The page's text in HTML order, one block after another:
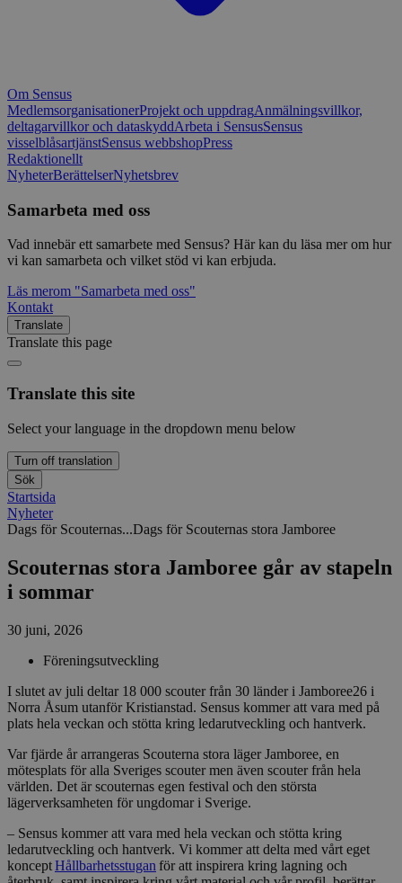
Om Sensus
MedlemsorganisationerProjekt och uppdragAnmälningsvillkor,
deltagarvillkor och dataskyddArbeta i SensusSensus
visselblåsartjänstSensus webbshopPress
Redaktionellt
NyheterBerättelserNyhetsbrev
Samarbeta med oss
Vad innebär ett samarbete med Sensus? Här kan du läsa mer om hur
vi kan samarbeta och vilket stöd vi kan erbjuda.
Läs merom "Samarbeta med oss"
Kontakt
Translate
Translate this page
Translate this site
Select your language in the dropdown menu below
Turn off translation
Sök
Startsida
Nyheter
Dags för Scouternas...Dags för Scouternas stora Jamboree
Scouternas stora Jamboree går av stapeln
i sommar
30 juni, 2026
Föreningsutveckling
I slutet av juli deltar 18 000 scouter från 30 länder i Jamboree26 i
Norra Åsum utanför Kristianstad. Sensus kommer att vara med på
plats hela veckan och stötta kring ledarutveckling och hantverk.
Var fjärde år arrangeras Scouterna stora läger Jamboree, en
mötesplats för alla Sveriges scouter men även scouter från hela
världen. Det är scouternas egen festival och den största
lägerverksamheten för ungdomar i Sverige.
– Sensus kommer att vara med hela veckan och stötta kring
ledarutveckling och hantverk. Vi kommer att delta med vårt eget
konceptHållbarhetsstugan för att inspirera kring lagning och